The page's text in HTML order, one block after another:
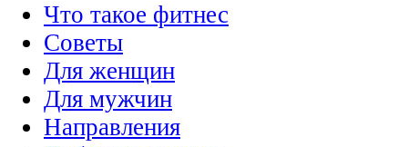
Что такое фитнес
Советы
Для женщин
Для мужчин
Направления